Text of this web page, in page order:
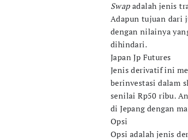
Swapadalah jenis
Adapun tujuan dari
dengan nilainya
dihindari.
Japan Jp Futures
Jenis derivatif ini
berinvestasi dalam
senilai Rp50 ribu.
di Jepang dengan
Opsi
Opsi adalah jenis